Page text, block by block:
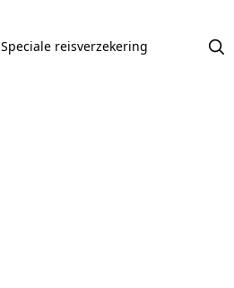
Speciale reisverzekering